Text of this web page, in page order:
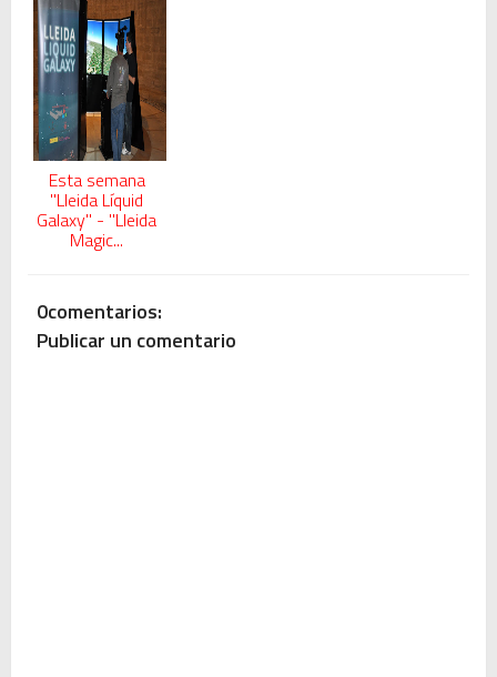
Esta semana
"Lleida Líquid
Galaxy" - "Lleida
Magic...
0comentarios:
Publicar un comentario